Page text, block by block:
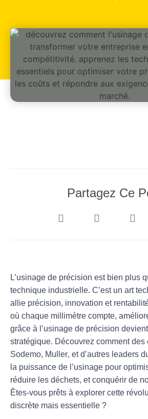
Partagez Ce
L’usinage de précision est bien plus
technique industrielle. C’est un art
allie précision, innovation et
où chaque millimètre compte,
grâce à l’usinage de précision
stratégique. Découvrez comment des
Sodemo, Muller, et d’autres leaders
la puissance de l’usinage pour
réduire les déchets, et conquérir de
Êtes-vous prêts à explorer cette
discrète mais essentielle ?